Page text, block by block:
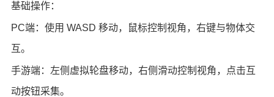
基础操作：
PC端：使用 WASD 移动，鼠标控制视角，右键与物体交
互。
手游端：左侧虚拟轮盘移动，右侧滑动控制视角，点击互
动按钮采集。